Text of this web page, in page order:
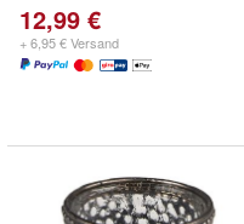
12,99 €
+ 6,95 € Versand